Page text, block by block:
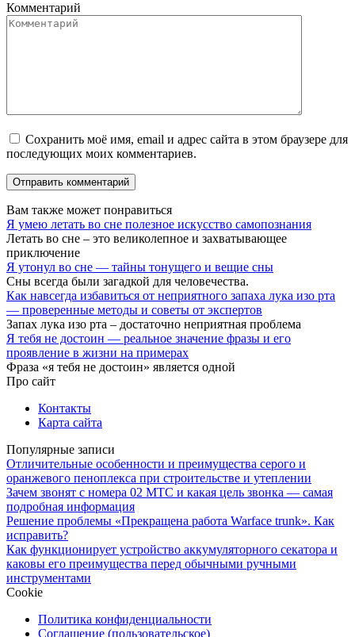
Комментарий
Сохранить моё имя, email и адрес сайта в этом браузере для
последующих моих комментариев.
Вам также может понравиться
Я умею летать во сне полезное искусство самопознания
Летать во сне – это великолепное и захватывающее
приключение
Я утонул во сне — тайны тонущего и вещие сны
Сны всегда были загадкой для человечества.
Как навсегда избавиться от неприятного запаха лука изо рта
— проверенные методы и советы от экспертов
Запах лука изо рта – достаточно неприятная проблема
Я тебя не достоин — реальное значение фразы и его
проявление в жизни на примерах
Фраза «я тебя не достоин» является одной
Про сайт
Контакты
Карта сайта
Популярные записи
Отличительные особенности и преимущества серого и
оранжевого пеноплекса при строительстве и утеплении
Зачем звонят с номера 02 МТС и какая цель звонка — самая
подробная информация
Решение проблемы «Прекращена работа Warface trunk». Как
исправить?
Как функционирует устройство аккумуляторного секатора и
каковы его преимущества перед обычными ручными
инструментами
Cookie
Политика конфиденциальности
Соглашение (пользовательское)